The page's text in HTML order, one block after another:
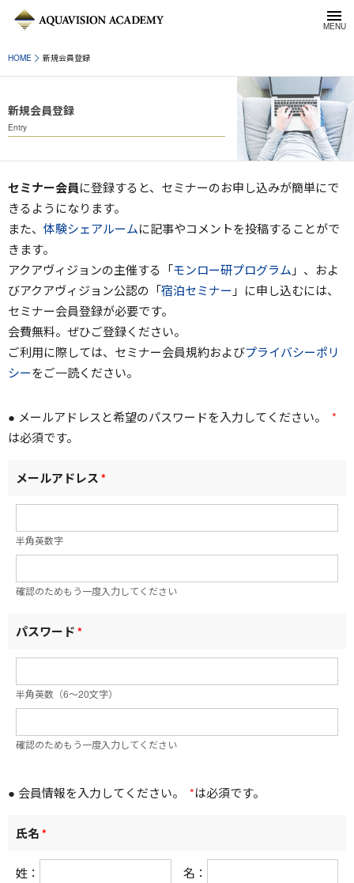
HOME 新規会員登録
新規会員登録
Entry
セミナー会員に登録すると、セミナーのお申し込みが簡単にで
きるようになります。
また、 体験シェアルームに記事やコメントを投稿することがで
きます。
アクアヴィジョンの主催する「モンロー研プログラム 」、およ
びアクアヴィジョン公認の「宿泊セミナー 」に申し込むには、
セミナー会員登録が必要です。
会費無料。ぜひご登録ください。
ご利用に際しては、セミナー会員規約およびプライバシーポリ
シーをご一読ください。
● メールアドレスと希望のパスワードを入力してください。
*
は必須です。
メールアドレス*
半角英数字
確認のためもう一度入力してください
パスワード*
半角英数（6～20文字）
確認のためもう一度入力してください
● 会員情報を入力してください。 *は必須です。
氏名*
姓： 名：